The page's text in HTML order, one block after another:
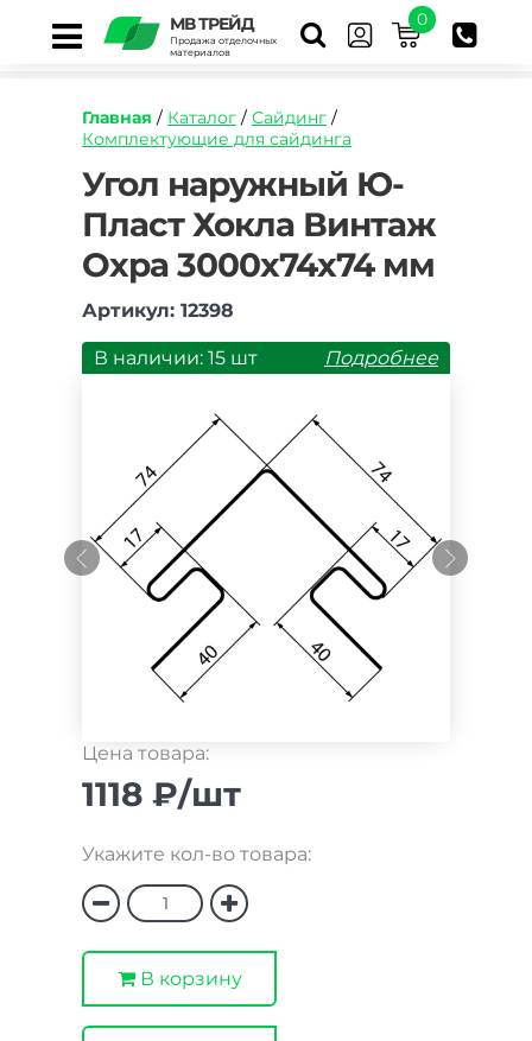
МВ ТРЕЙД
Продажа отделочных
материалов
0
Главная / Каталог / Сайдинг /
Комплектующие для сайдинга
https://mvtrade.ru/images/id/normal/ugol-
naruzhnyy-
yu-
plast-
hokla-
vintazh-
ohra.jpg
Угол наружный Ю-
Пласт Хокла Винтаж
Охра 3000х74х74 мм
Артикул: 12398
В наличии: 15 шт Подробнее
Цена товара:
1118 ₽/шт
Укажите кол-во товара:
В корзину